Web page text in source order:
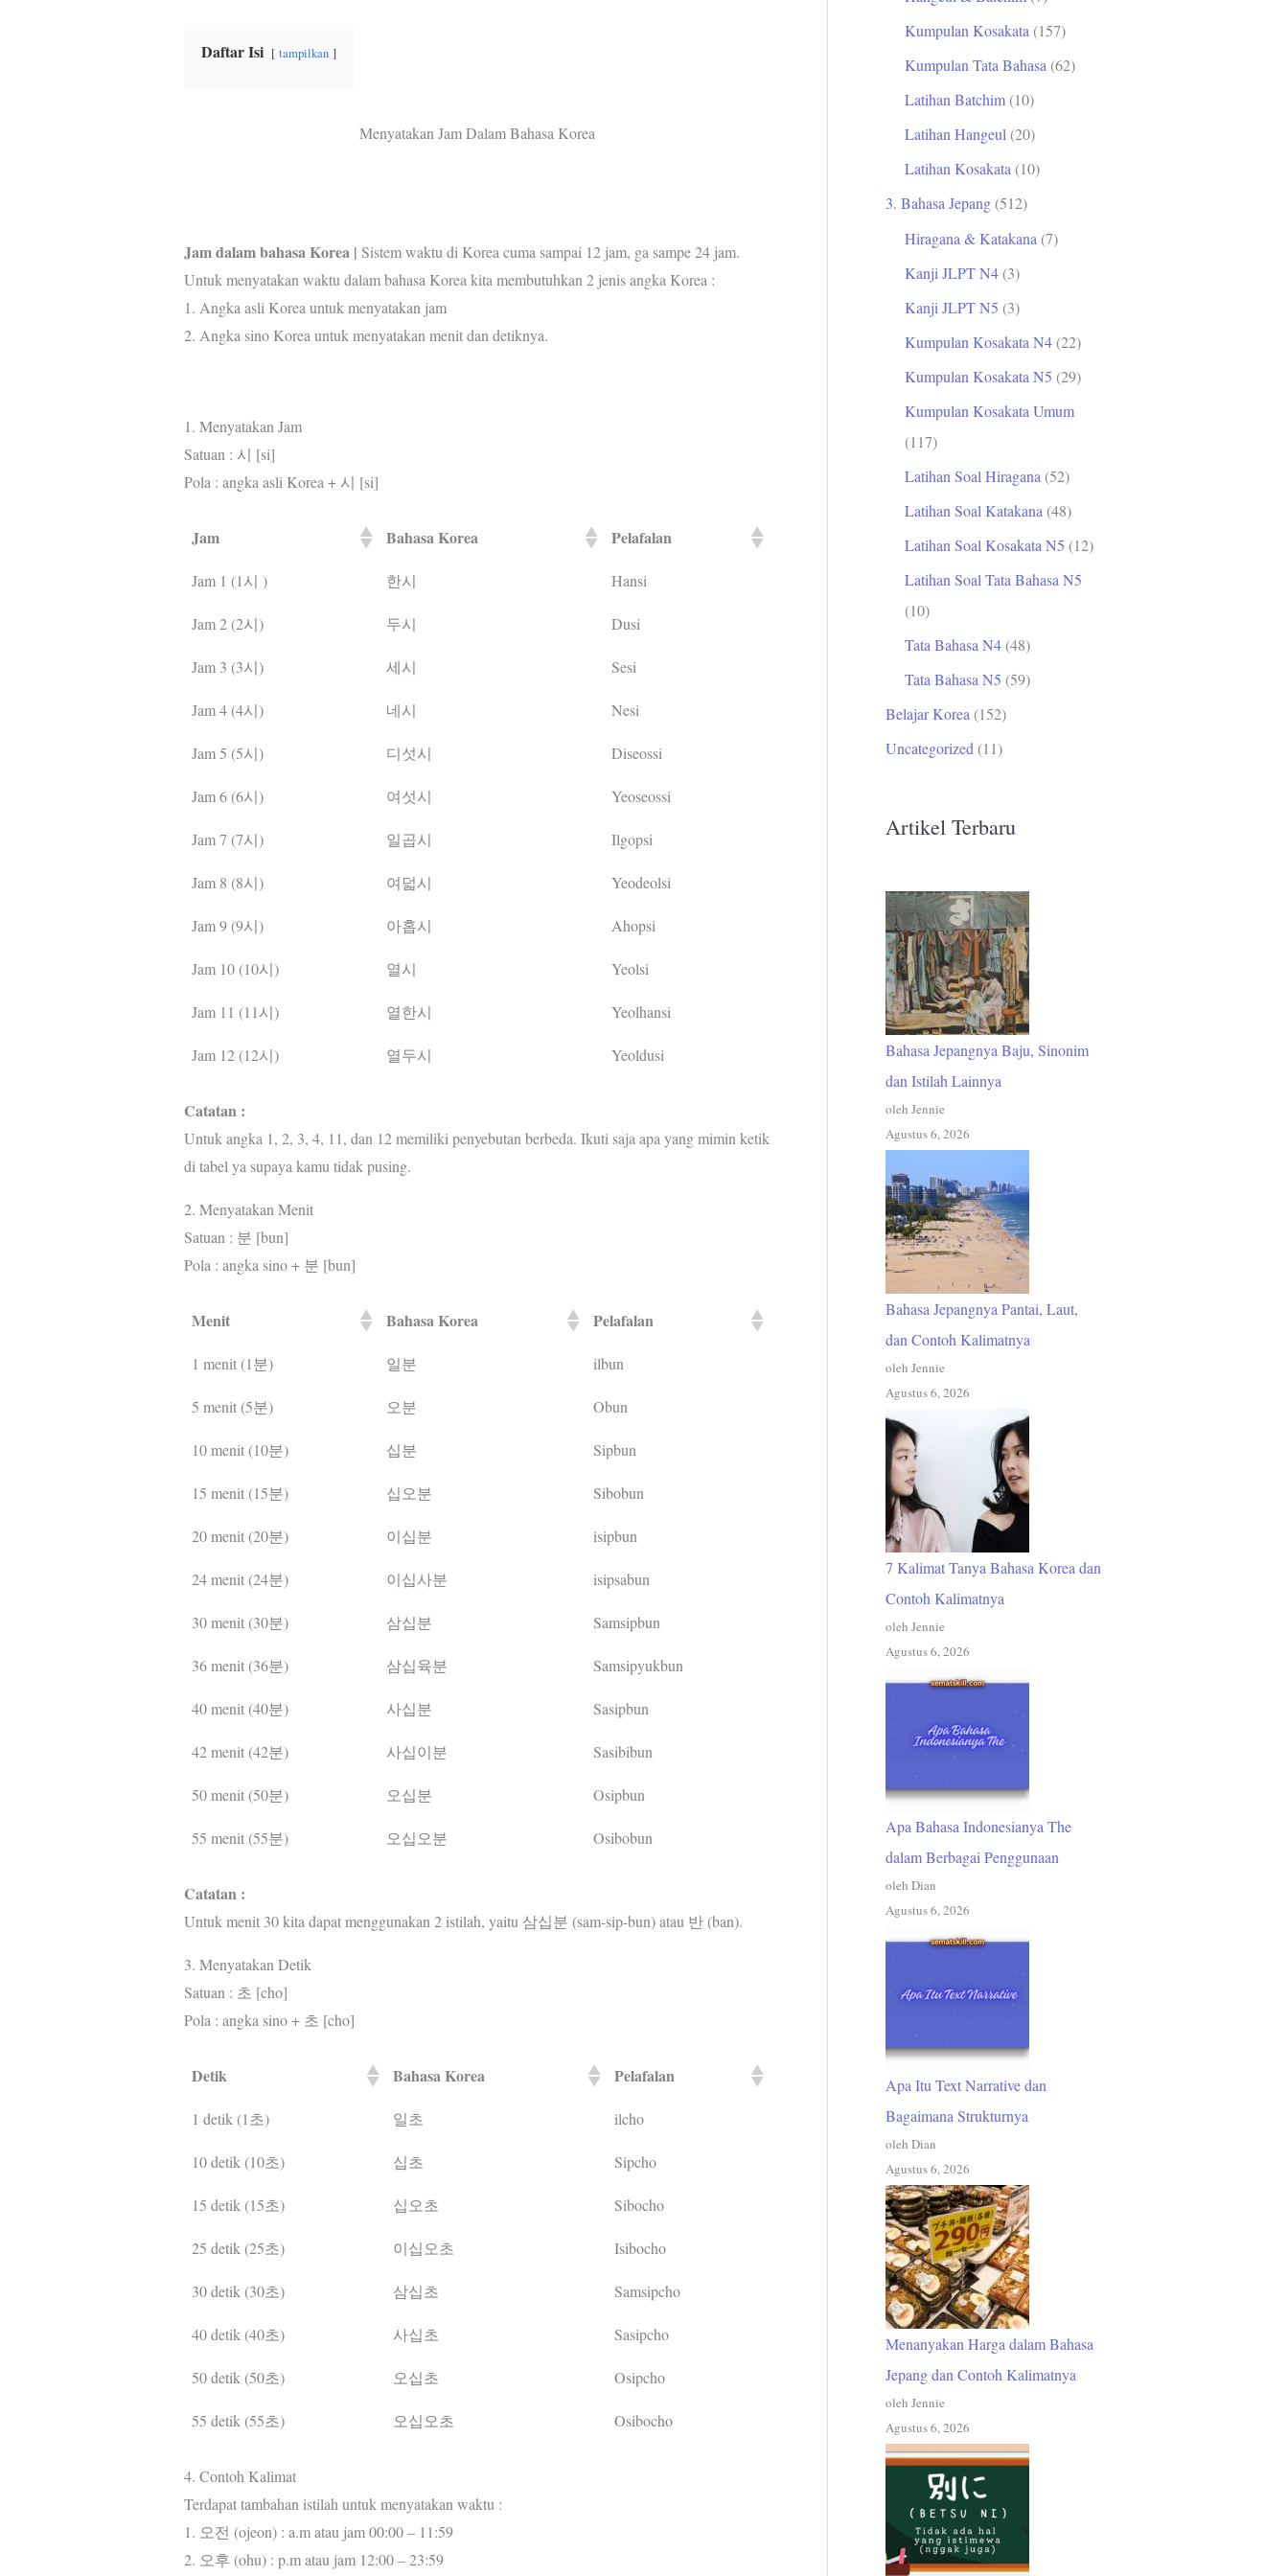
o
r
p
e
Daftar Isi tampilkan
Menyatakan Jam Dalam Bahasa Korea
Jam dalam bahasa Korea | Sistem waktu di Korea cuma sampai 12 jam, ga sampe 24 jam.
Untuk menyatakan waktu dalam bahasa Korea kita membutuhkan 2 jenis angka Korea :
1. Angka asli Korea untuk menyatakan jam
2. Angka sino Korea untuk menyatakan menit dan detiknya.
1. Menyatakan Jam
Satuan : 시 [si]
Pola : angka asli Korea + 시 [si]
Jam Bahasa Korea Pelafalan
Jam 1 (1시 ) 한시 Hansi
Jam 2 (2시) 두시 Dusi
Jam 3 (3시) 세시 Sesi
Jam 4 (4시) 네시 Nesi
Jam 5 (5시) 디섯시 Diseossi
Jam 6 (6시) 여섯시 Yeoseossi
Jam 7 (7시) 일곱시 Ilgopsi
Jam 8 (8시) 여덟시 Yeodeolsi
Jam 9 (9시) 아홉시 Ahopsi
Jam 10 (10시) 열시 Yeolsi
Jam 11 (11시) 열한시 Yeolhansi
Jam 12 (12시) 열두시 Yeoldusi
Catatan :
Untuk angka 1, 2, 3, 4, 11, dan 12 memiliki penyebutan berbeda. Ikuti saja apa yang mimin ketik
di tabel ya supaya kamu tidak pusing.
2. Menyatakan Menit
Satuan : 분 [bun]
Pola : angka sino + 분 [bun]
Menit Bahasa Korea Pelafalan
1 menit (1분) 일분 ilbun
5 menit (5분) 오분 Obun
10 menit (10분) 십분 Sipbun
15 menit (15분) 십오분 Sibobun
20 menit (20분) 이십분 isipbun
24 menit (24분) 이십사분 isipsabun
30 menit (30분) 삼십분 Samsipbun
36 menit (36분) 삼십육분 Samsipyukbun
40 menit (40분) 사십분 Sasipbun
42 menit (42분) 사십이분 Sasibibun
50 menit (50분) 오십분 Osipbun
55 menit (55분) 오십오분 Osibobun
Catatan :
Untuk menit 30 kita dapat menggunakan 2 istilah, yaitu 삼십분 (sam-sip-bun) atau 반 (ban).
3. Menyatakan Detik
Satuan : 초 [cho]
Pola : angka sino + 초 [cho]
Detik Bahasa Korea Pelafalan
1 detik (1초) 일초 ilcho
10 detik (10초) 십초 Sipcho
15 detik (15초) 십오초 Sibocho
25 detik (25초) 이십오초 Isibocho
30 detik (30초) 삼십초 Samsipcho
40 detik (40초) 사십초 Sasipcho
50 detik (50초) 오십초 Osipcho
55 detik (55초) 오십오초 Osibocho
4. Contoh Kalimat
Terdapat tambahan istilah untuk menyatakan waktu :
1. 오전 (ojeon) : a.m atau jam 00:00 – 11:59
2. 오후 (ohu) : p.m atau jam 12:00 – 23:59
Kumpulan Kosakata (157)
Kumpulan Tata Bahasa (62)
Latihan Batchim (10)
Latihan Hangeul (20)
Latihan Kosakata (10)
3. Bahasa Jepang (512)
Hiragana & Katakana (7)
Kanji JLPT N4 (3)
Kanji JLPT N5 (3)
Kumpulan Kosakata N4 (22)
Kumpulan Kosakata N5 (29)
Kumpulan Kosakata Umum
(117)
Latihan Soal Hiragana (52)
Latihan Soal Katakana (48)
Latihan Soal Kosakata N5 (12)
Latihan Soal Tata Bahasa N5
(10)
Tata Bahasa N4 (48)
Tata Bahasa N5 (59)
Belajar Korea (152)
Uncategorized (11)
Artikel Terbaru
Bahasa Jepangnya Baju, Sinonim
dan Istilah Lainnya
oleh Jennie
Agustus 6, 2026
Bahasa Jepangnya Pantai, Laut,
dan Contoh Kalimatnya
oleh Jennie
Agustus 6, 2026
7 Kalimat Tanya Bahasa Korea dan
Contoh Kalimatnya
oleh Jennie
Agustus 6, 2026
Apa Bahasa Indonesianya The
dalam Berbagai Penggunaan
oleh Dian
Agustus 6, 2026
Apa Itu Text Narrative dan
Bagaimana Strukturnya
oleh Dian
Agustus 6, 2026
Menanyakan Harga dalam Bahasa
Jepang dan Contoh Kalimatnya
oleh Jennie
Agustus 6, 2026